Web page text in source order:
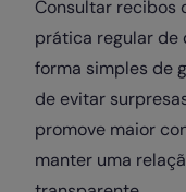
Consultar recibos
prática regular de
forma simples de
de evitar
promove maior
manter uma